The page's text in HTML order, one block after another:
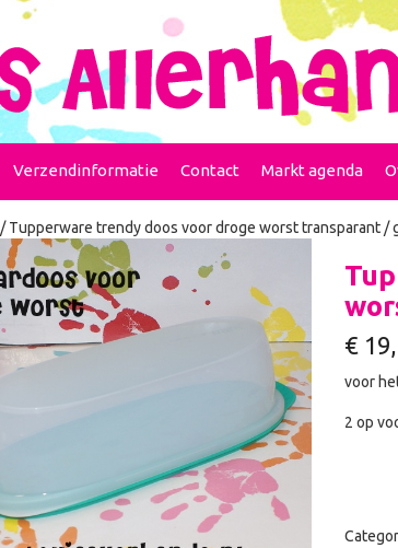
Verzendinformatie Contact Markt agenda
/ Tupperware trendy doos voor droge worst transparant /
€
voor
2 op